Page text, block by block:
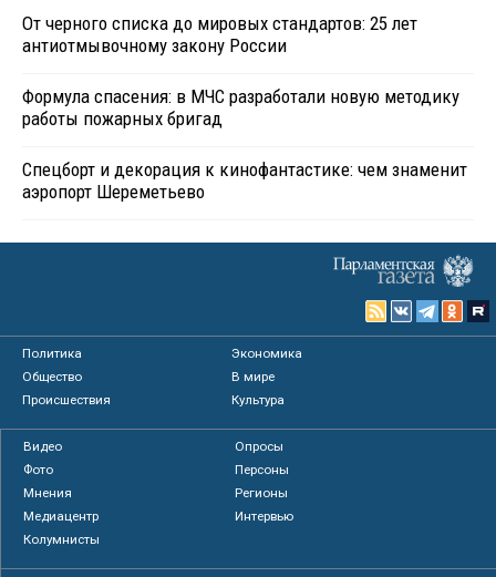
От черного списка до мировых стандартов: 25 лет
антиотмывочному закону России
Формула спасения: в МЧС разработали новую методику
работы пожарных бригад
Спецборт и декорация к кинофантастике: чем знаменит
аэропорт Шереметьево
Политика
Экономика
Общество
В мире
Происшествия
Культура
Видео
Опросы
Фото
Персоны
Мнения
Регионы
Медиацентр
Интервью
Колумнисты